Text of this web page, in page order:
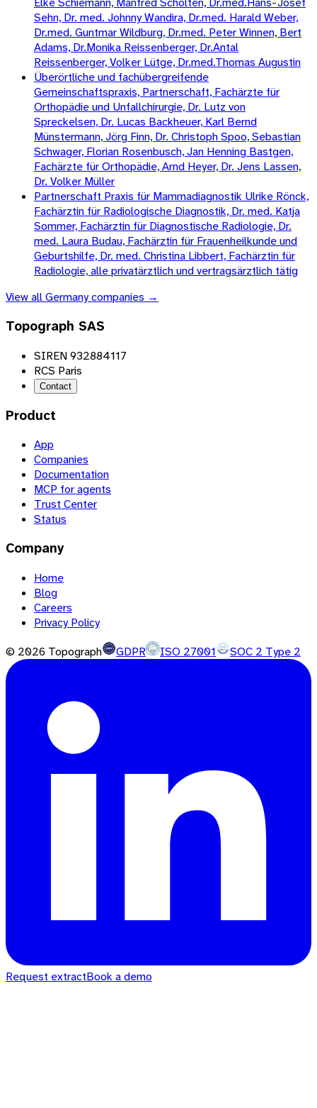
Sehn, Dr. med. Johnny Wandira, Dr.med. Harald Weber,
Dr.med. Guntmar Wildburg, Dr.med. Peter Winnen, Bert
Adams, Dr.Monika Reissenberger, Dr.Antal
Reissenberger, Volker Lütge, Dr.med.Thomas Augustin
Überörtliche und fachübergreifende
Gemeinschaftspraxis, Partnerschaft, Fachärzte für
Orthopädie und Unfallchirurgie, Dr. Lutz von
Spreckelsen, Dr. Lucas Backheuer, Karl Bernd
Münstermann, Jörg Finn, Dr. Christoph Spoo, Sebastian
Schwager, Florian Rosenbusch, Jan Henning Bastgen,
Fachärzte für Orthopädie, Arnd Heyer, Dr. Jens Lassen,
Dr. Volker Müller
Partnerschaft Praxis für Mammadiagnostik Ulrike Rönck,
Fachärztin für Radiologische Diagnostik, Dr. med. Katja
Sommer, Fachärztin für Diagnostische Radiologie, Dr.
med. Laura Budau, Fachärztin für Frauenheilkunde und
Geburtshilfe, Dr. med. Christina Libbert, Fachärztin für
Radiologie, alle privatärztlich und vertragsärztlich tätig
View allGermanycompanies →
Topograph SAS
SIREN 932884117
RCS Paris
Contact
Product
App
Companies
Documentation
MCP for agents
Trust Center
Status
Company
Home
Blog
Careers
Privacy Policy
© 2026 Topograph GDPR ISO 27001 SOC 2 Type 2
Request extractBook a demo